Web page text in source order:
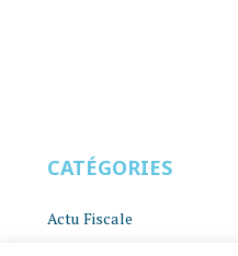
CATÉGORIES
Actu Fiscale